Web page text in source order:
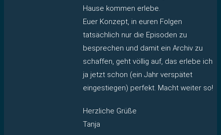
Hause kommen erlebe.
Euer Konzept, in euren Folgen
tatsächlich nur die Episoden zu
besprechen und damit ein Archiv zu
schaffen, geht völlig auf, das erlebe ich
ja jetzt schon (ein Jahr verspätet
eingestiegen) perfekt. Macht weiter so!
Herzliche Grüße
Tanja